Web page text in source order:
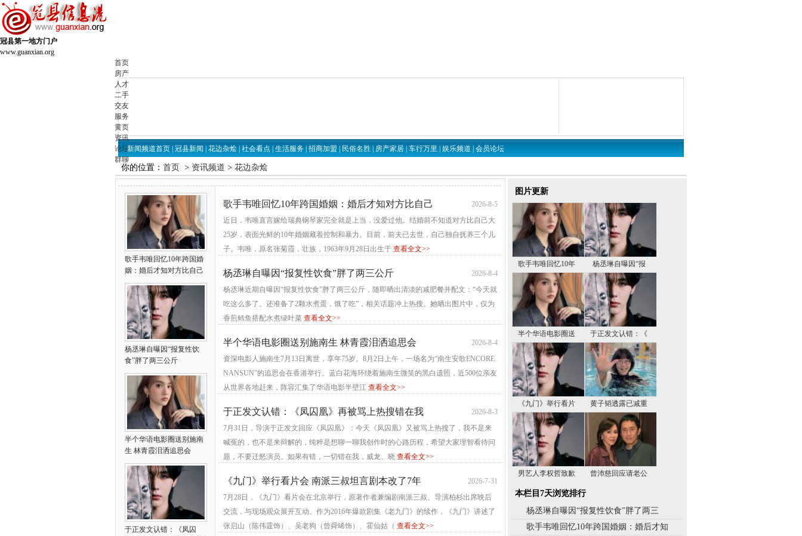
冠县第一地方门户
www.guanxian.org
首页
房产
人才
二手
交友
服务
黄页
资讯
论坛
群聊
新闻频道首页 冠县新闻 花边杂烩 社会看点 生活服务 招商加盟 民俗名胜 房产家居 车行万里 娱乐频道 会员论坛
你的位置： 首页 > 资讯频道 > 花边杂烩
歌手韦唯回忆10年跨国婚
姻：婚后才知对方比自己
大25岁
杨丞琳自曝因“报复性饮
食”胖了两三公斤
半个华语电影圈送别施南
生 林青霞泪洒追思会
于正发文认错：《凤囚
歌手韦唯回忆10年跨国婚姻：婚后才知对方比自己
大25岁
2026-8-5
近日，韦唯直言嫁给瑞典钢琴家完全就是上当，没爱过他。结婚前不知道对方比自己大
25岁，表面光鲜的10年婚姻藏着控制和暴力。目前，前夫已去世，自己独自抚养三个儿
子。韦唯，原名张菊霞，壮族，1963年9月28日出生于 查看全文>>
杨丞琳自曝因“报复性饮食”胖了两三公斤
2026-8-4
杨丞琳近期自曝因“报复性饮食”胖了两三公斤，随即晒出清淡的减肥餐并配文：“今天就
吃这么多了。还准备了2颗水煮蛋，饿了吃”，相关话题冲上热搜。她晒出图片中，仅为
香煎鳕鱼搭配水煮绿叶菜 查看全文>>
半个华语电影圈送别施南生 林青霞泪洒追思会
2026-8-4
资深电影人施南生7月13日离世，享年75岁。8月2日上午，一场名为“南生安歌ENCORE
NANSUN”的追思会在香港举行。蓝白花海环绕着施南生微笑的黑白遗照，近500位亲友
从世界各地赶来，阵容汇集了华语电影半壁江 查看全文>>
于正发文认错：《凤囚凰》再被骂上热搜错在我
2026-8-3
7月31日，导演于正发文回应《凤囚凰》：今天《凤囚凰》又被骂上热搜了，我不是来
喊冤的，也不是来辩解的，纯粹是想聊一聊我创作时的心路历程，希望大家理智看待问
题，不要迁怒演员。如果有错，一切错在我，威龙、晓 查看全文>>
《九门》举行看片会 南派三叔坦言剧本改了7年
2026-7-31
7月28日，《九门》看片会在北京举行，原著作者兼编剧南派三叔、导演柏杉出席映后
交流，与现场观众展开互动。作为2016年爆款剧集《老九门》的续作，《九门》讲述了
张启山（陈伟霆饰）、吴老狗（曾舜晞饰）、霍仙姑（ 查看全文>>
图片更新
歌手韦唯回忆10年 杨丞琳自曝因“报
半个华语电影圈送 于正发文认错：《
《九门》举行看片 黄子韬透露已减重
男艺人李权哲致歉 曾沛慈回应请老公
本栏目7天浏览排行
杨丞琳自曝因“报复性饮食”胖了两三
歌手韦唯回忆10年跨国婚姻：婚后才知